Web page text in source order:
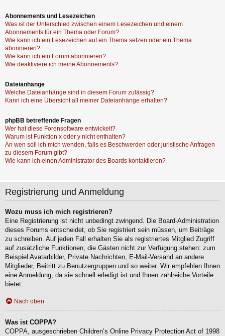
Abonnements und Lesezeichen
Was ist der Unterschied zwischen einem Lesezeichen und einem
Abonnements für ein Thema oder Forum?
Wie kann ich ein Lesezeichen auf ein Thema setzen oder ein Thema
abonnieren?
Wie kann ich ein Forum abonnieren?
Wie deaktiviere ich meine Abonnements?
Dateianhänge
Welche Dateianhänge sind in diesem Forum zulässig?
Kann ich eine Übersicht all meiner Dateianhänge erhalten?
phpBB betreffende Fragen
Wer hat diese Forensoftware entwickelt?
Warum ist Funktion x oder y nicht enthalten?
An wen soll ich mich wenden, falls es Beschwerden oder juristische Anfragen
zu diesem Forum gibt?
Wie kann ich einen Administrator des Boards kontaktieren?
Registrierung und Anmeldung
Wozu muss ich mich registrieren?
Eine Registrierung ist nicht unbedingt zwingend. Die Board-Administration
dieses Forums entscheidet, ob Sie registriert sein müssen, um Beiträge
zu schreiben. Auf jeden Fall erhalten Sie als registriertes Mitglied Zugriff
auf zusätzliche Funktionen, die Gästen nicht zur Verfügung stehen: zum
Beispiel Avatarbilder, Private Nachrichten, E-Mail-Versand an andere
Mitglieder, Beitritt zu Benutzergruppen und so weiter. Wir empfehlen Ihnen
eine Anmeldung, da sie schnell erledigt ist und Ihnen zahlreiche Vorteile
bietet.
Nach oben
Was ist COPPA?
COPPA, ausgeschrieben Children’s Online Privacy Protection Act of 1998